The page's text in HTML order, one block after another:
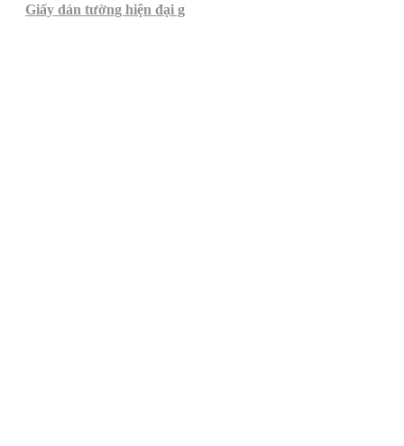
Giấy dán tường hiện đại g